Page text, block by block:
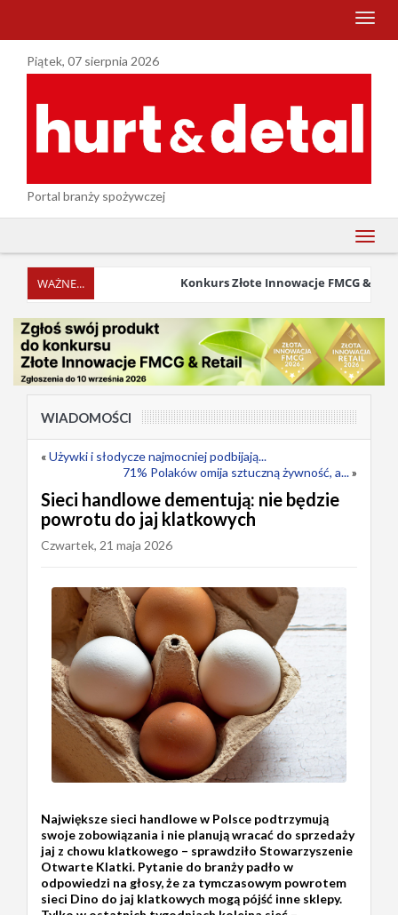
menu
Piątek, 07 sierpnia 2026
Portal branży spożywczej
menu
Konkurs Złote Innowacje FMCG &
WIADOMOŚCI
«Używki i słodycze najmocniej podbijają...
71% Polaków omija sztuczną żywność, a...»
Sieci handlowe dementują: nie będzie
powrotu do jaj klatkowych
Czwartek, 21 maja 2026
Największe sieci handlowe w Polsce podtrzymują
swoje zobowiązania i nie planują wracać do sprzedaży
jaj z chowu klatkowego – sprawdziło Stowarzyszenie
Otwarte Klatki. Pytanie do branży padło w
odpowiedzi na głosy, że za tymczasowym powrotem
sieci Dino do jaj klatkowych mogą pójść inne sklepy.